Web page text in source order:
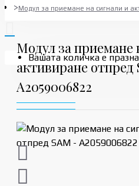
Вашата количка е
Модул за приемане на сигнали и
Модул за приемане
активиране отпред
A2059006822